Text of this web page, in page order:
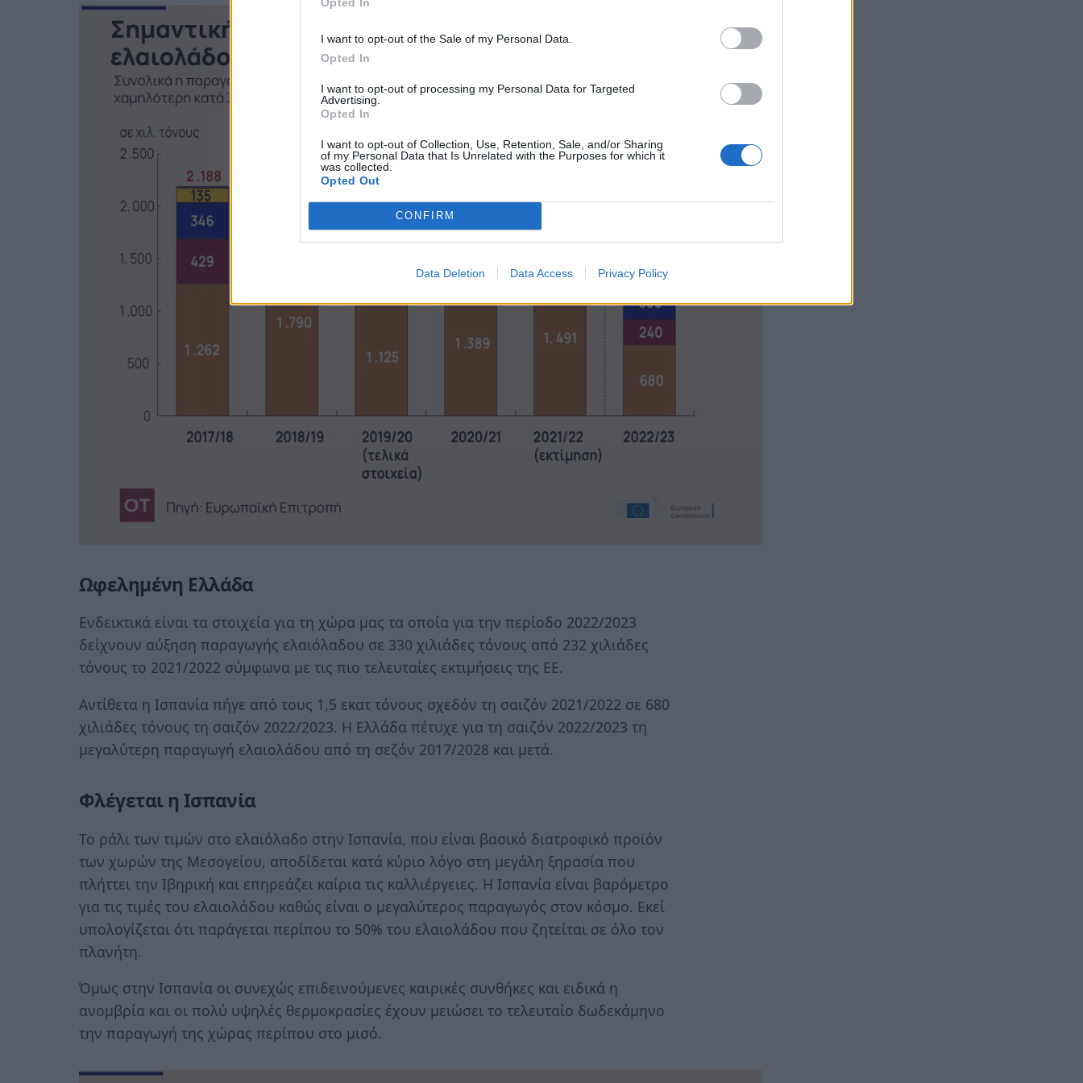
I want to opt-out of the Sale of my Personal Data.
Opted In
I want to opt-out of processing my Personal Data for Targeted
Advertising.
Opted In
I want to opt-out of Collection, Use, Retention, Sale, and/or Sharing
of my Personal Data that Is Unrelated with the Purposes for which it
was collected.
Opted Out
CONFIRM
Data Deletion Data Access Privacy Policy
Ωφελημένη Ελλάδα
Ενδεικτικά είναι τα στοιχεία για τη χώρα μας τα οποία για την περίοδο 2022/2023
δείχνουν αύξηση παραγωγής ελαιόλαδου σε 330 χιλιάδες τόνους από 232 χιλιάδες
τόνους το 2021/2022 σύμφωνα με τις πιο τελευταίες εκτιμήσεις της ΕΕ.
Αντίθετα η Ισπανία πήγε από τους 1,5 εκατ τόνους σχεδόν τη σαιζόν 2021/2022 σε 680
χιλιάδες τόνους τη σαιζόν 2022/2023. Η Ελλάδα πέτυχε για τη σαιζόν 2022/2023 τη
μεγαλύτερη παραγωγή ελαιολάδου από τη σεζόν 2017/2028 και μετά.
Φλέγεται η Ισπανία
Το ράλι των τιμών στο ελαιόλαδο στην Ισπανία, που είναι βασικό διατροφικό προϊόν
των χωρών της Μεσογείου, αποδίδεται κατά κύριο λόγο στη μεγάλη ξηρασία που
πλήττει την Ιβηρική και επηρεάζει καίρια τις καλλιέργειες. Η Ισπανία είναι βαρόμετρο
για τις τιμές του ελαιολάδου καθώς είναι ο μεγαλύτερος παραγωγός στον κόσμο. Εκεί
υπολογίζεται ότι παράγεται περίπου το 50% του ελαιολάδου που ζητείται σε όλο τον
πλανήτη.
Όμως στην Ισπανία οι συνεχώς επιδεινούμενες καιρικές συνθήκες και ειδικά η
ανομβρία και οι πολύ υψηλές θερμοκρασίες έχουν μειώσει το τελευταίο δωδεκάμηνο
την παραγωγή της χώρας περίπου στο μισό.